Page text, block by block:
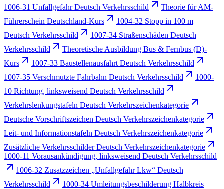
1006-31 Unfallgefahr Deutsch Verkehrsschild
Theorie für AM-
Führerschein Deutschland-Kurs
1004-32 Stopp in 100 m
Deutsch Verkehrsschild
1007-34 Straßenschäden Deutsch
Verkehrsschild
Theoretische Ausbildung Bus & Fernbus (D)-
Kurs
1007-33 Baustellenausfahrt Deutsch Verkehrsschild
1007-35 Verschmutzte Fahrbahn Deutsch Verkehrsschild
1000-
10 Richtung, linksweisend Deutsch Verkehrsschild
Verkehrslenkungstafeln Deutsch Verkehrszeichenkategorie
Deutsche Vorschriftszeichen Deutsch Verkehrszeichenkategorie
Leit- und Informationstafeln Deutsch Verkehrszeichenkategorie
Zusätzliche Verkehrsschilder Deutsch Verkehrszeichenkategorie
1000-11 Vorausankündigung, linksweisend Deutsch Verkehrsschild
1006-32 Zusatzzeichen „Unfallgefahr Lkw“ Deutsch
Verkehrsschild
1000-34 Umleitungsbeschilderung Halbkreis